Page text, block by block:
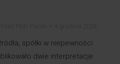
spółki w niepewności
dwie interpretacje